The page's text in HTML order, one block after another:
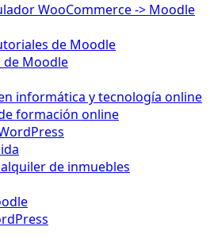
WooCommerce -> Moodle
de Moodle
de Moodle
informática y tecnología online
formación online
de inmuebles